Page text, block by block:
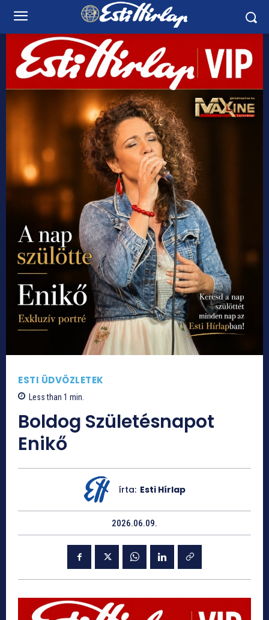
ESTI ÜDVÖZLETEK
Less than 1 min.
Boldog Születésnapot
Enikő
írta: Esti Hírlap
2026.06.09.